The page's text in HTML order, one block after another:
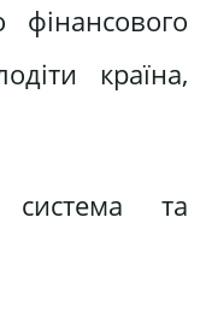
фінансового
країна,
та